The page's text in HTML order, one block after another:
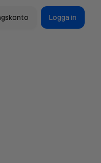
Logga in